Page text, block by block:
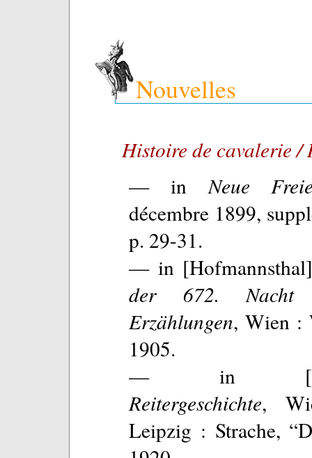
Nouvelles
Histoire de cavalerie /
— inNeue
décembre 1899,
p. 29-31.
— in
der 672. Nacht
Erzählungen, Wien :
1905.
— in
Reitergeschichte,
Leipzig : Strache,